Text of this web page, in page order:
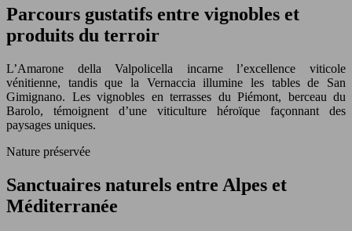
Parcours gustatifs entre vignobles et
produits du terroir
L’Amarone della Valpolicella incarne l’excellence viticole
vénitienne, tandis que la Vernaccia illumine les tables de San
Gimignano. Les vignobles en terrasses du Piémont, berceau du
Barolo, témoignent d’une viticulture héroïque façonnant des
paysages uniques.
Nature préservée
Sanctuaires naturels entre Alpes et
Méditerranée